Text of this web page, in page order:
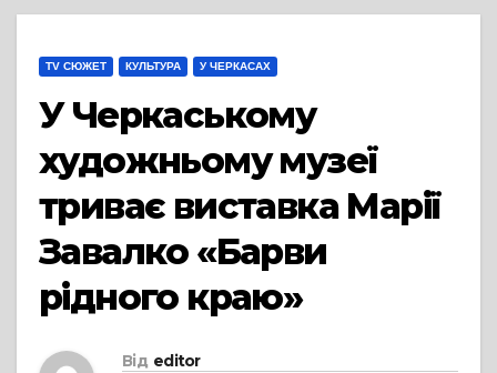
TV СЮЖЕТ КУЛЬТУРА У ЧЕРКАСАХ
У Черкаському
художньому музеї
триває виставка Марії
Завалко «Барви
рідного краю»
Від editor